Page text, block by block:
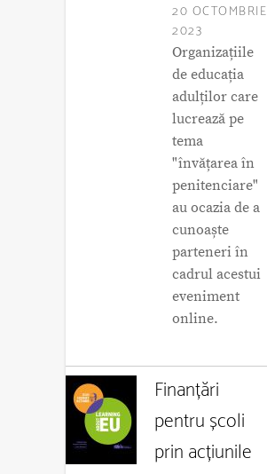
20 OCTOMBRIE
2023
Organizațiile
de educația
adulților care
lucrează pe
tema
"învățarea în
penitenciare"
au ocazia de a
cunoaște
parteneri în
cadrul acestui
eveniment
online.
Finanțări
pentru școli
prin acțiunile